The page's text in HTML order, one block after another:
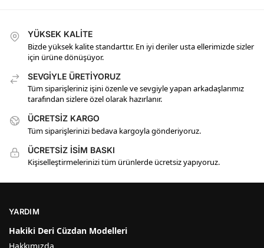
YÜKSEK KALİTE
Bizde yüksek kalite standarttır. En iyi deriler usta ellerimizde sizler
için ürüne dönüşüyor.
SEVGİYLE ÜRETİYORUZ
Tüm siparişleriniz işini özenle ve sevgiyle yapan arkadaşlarımız
tarafından sizlere özel olarak hazırlanır.
ÜCRETSİZ KARGO
Tüm siparişlerinizi bedava kargoyla gönderiyoruz.
ÜCRETSİZ İSİM BASKI
Kişiselleştirmelerinizi tüm ürünlerde ücretsiz yapıyoruz.
YARDIM
Hakiki Deri Cüzdan Modelleri